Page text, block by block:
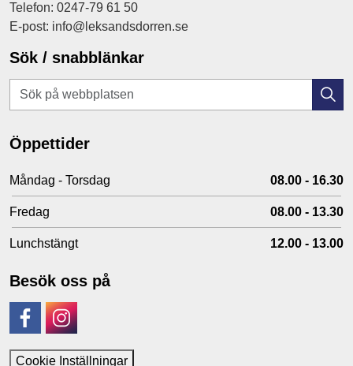
Telefon: 0247-79 61 50
E-post: info@leksandsdorren.se
Sök / snabblänkar
Öppettider
Måndag - Torsdag 08.00 - 16.30
Fredag 08.00 - 13.30
Lunchstängt 12.00 - 13.00
Besök oss på
FacebookInstagram
Cookie Inställningar